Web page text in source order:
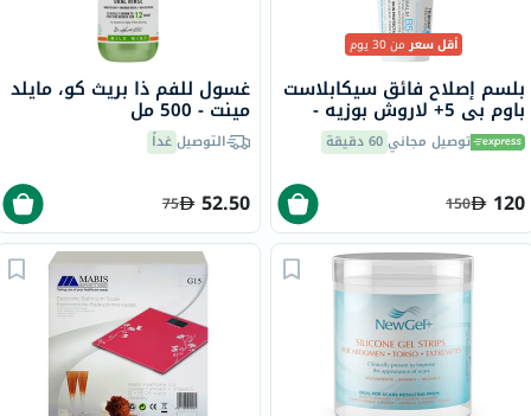
أقل سعرمن 30 يوم
بلسم إصلاح فائق سيكابلاست
باوم بي 5+ لاروش بوزيه -
100 مل توصيل مجاني60 دقيقة
120
150
غسول للفم ذا بريث كو، مايلد
مينت - 500 مل
التوصيلغداً
52.50
75